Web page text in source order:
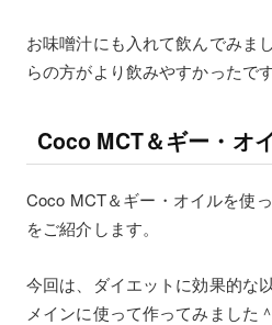
お味噌汁にも入れて飲んでみま
らの方がより飲みやすかったで
Coco MCT＆ギー・オ
Coco MCT＆ギー・オイルを使
をご紹介します。
今回は、ダイエットに効果的な
メインに使って作ってみました